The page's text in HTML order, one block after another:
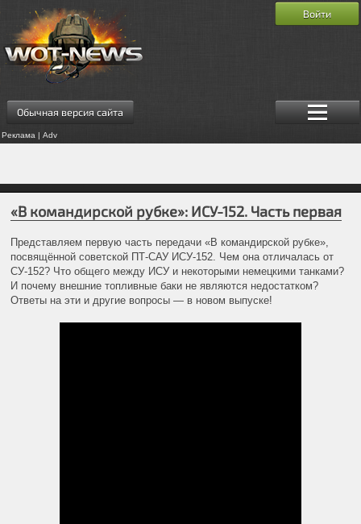
Обычная версия сайта
Реклама | Adv
Войти
«В командирской рубке»: ИСУ-152. Часть первая
Представляем первую часть передачи «В командирской рубке»,
посвящённой советской ПТ-САУ ИСУ-152. Чем она отличалась от
СУ-152? Что общего между ИСУ и некоторыми немецкими танками?
И почему внешние топливные баки не являются недостатком?
Ответы на эти и другие вопросы — в новом выпуске!